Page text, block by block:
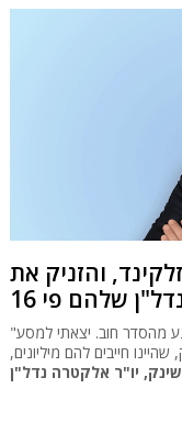
והזניק את
שלהם פי 16
"אחרי 2008 מכרנו נכסים בכל מחיר כדי להימנע מהסדר חוב. יצאתי למסע
חייבים להם מיליונים,
יו"ר אלקטרה נדל"ן